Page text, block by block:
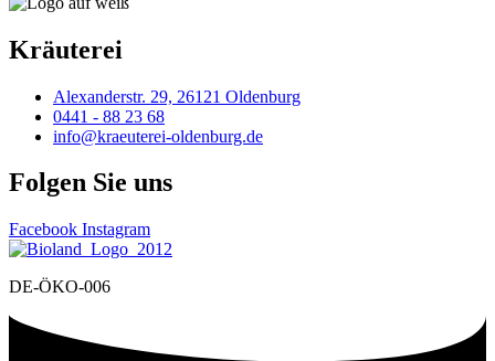
Kräuterei
Alexanderstr. 29, 26121 Oldenburg
0441 - 88 23 68
info@kraeuterei-oldenburg.de
Folgen Sie uns
Facebook Instagram
DE-ÖKO-006